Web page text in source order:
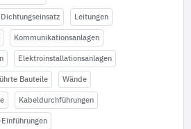
Leitungen
Kommunikationsanlagen
Elektroinstallationsanlagen
Bauteile Wände
Kabeldurchführungen
Einführungen